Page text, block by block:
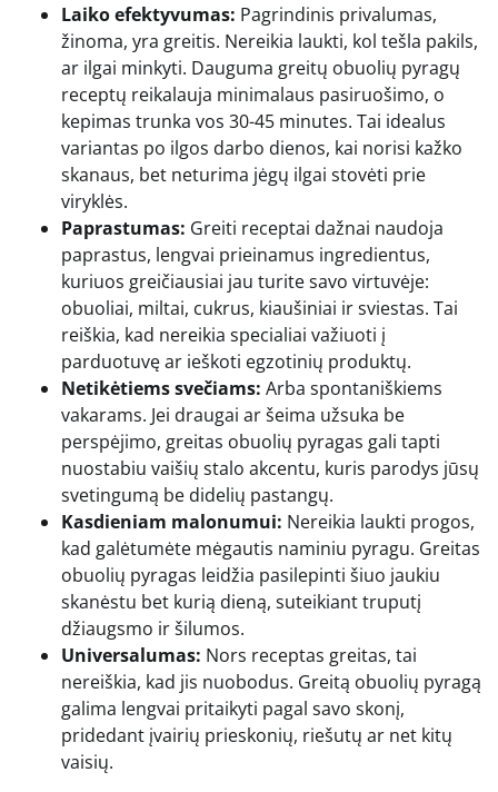
Laiko efektyvumas: Pagrindinis privalumas,
žinoma, yra greitis. Nereikia laukti, kol tešla pakils,
ar ilgai minkyti. Dauguma greitų obuolių pyragų
receptų reikalauja minimalaus pasiruošimo, o
kepimas trunka vos 30-45 minutes. Tai idealus
variantas po ilgos darbo dienos, kai norisi kažko
skanaus, bet neturima jėgų ilgai stovėti prie
viryklės.
Paprastumas: Greiti receptai dažnai naudoja
paprastus, lengvai prieinamus ingredientus,
kuriuos greičiausiai jau turite savo virtuvėje:
obuoliai, miltai, cukrus, kiaušiniai ir sviestas. Tai
reiškia, kad nereikia specialiai važiuoti į
parduotuvę ar ieškoti egzotinių produktų.
Netikėtiems svečiams: Arba spontaniškiems
vakarams. Jei draugai ar šeima užsuka be
perspėjimo, greitas obuolių pyragas gali tapti
nuostabiu vaišių stalo akcentu, kuris parodys jūsų
svetingumą be didelių pastangų.
Kasdieniam malonumui: Nereikia laukti progos,
kad galėtumėte mėgautis naminiu pyragu. Greitas
obuolių pyragas leidžia pasilepinti šiuo jaukiu
skanėstu bet kurią dieną, suteikiant truputį
džiaugsmo ir šilumos.
Universalumas: Nors receptas greitas, tai
nereiškia, kad jis nuobodus. Greitą obuolių pyragą
galima lengvai pritaikyti pagal savo skonį,
pridedant įvairių prieskonių, riešutų ar net kitų
vaisių.